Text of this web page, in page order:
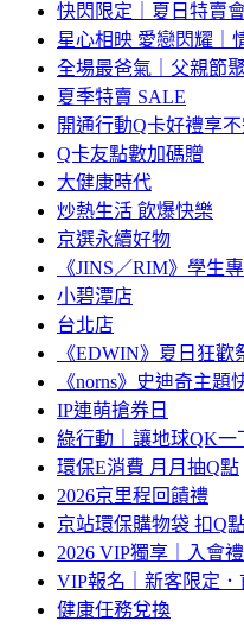
快閃限定｜夏日特賣
星心相映 愛戀閃耀｜
全場最爸氣｜父親節
夏季特賣 SALE
開通行動Q卡好禮享
Q卡友點數加碼贈
大健康時代
炒熱生活 飲爆快樂
京選永續好物
《JINS／RIM》學生
小碧潭店
台北店
《EDWIN》夏日狂歡
《norns》史迪奇主
IP連萌搶券日
綠行動｜讓地球QK一
環保E消費 月月抽Q點
2026京里程回饋禮
京站環保購物袋 扣Q
2026 VIP獨享｜入會禮
VIP報名｜新客限定
健康任務兌換